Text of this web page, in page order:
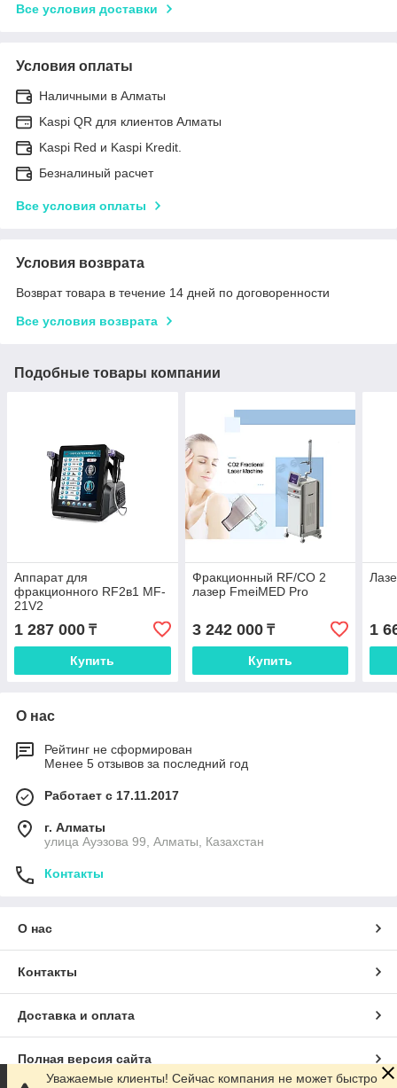
Все условия доставки
Условия оплаты
Наличными в Алматы
Kaspi QR для клиентов Алматы
Kaspi Red и Kaspi Kredit.
Безналиный расчет
Все условия оплаты
Условия возврата
Возврат товара в течение 14 дней по договоренности
Все условия возврата
Подобные товары компании
Аппарат для
фракционного RF2в1 MF-
21V2
1 287 000 ₸
Купить
Фракционный RF/СО 2
лазер FmeiMED Pro
3 242 000₸
Купить
1
О нас
Рейтинг не сформирован
Менее 5 отзывов за последний год
Работает с 17.11.2017
г. Алматы
улица Ауэзова 99, Алматы, Казахстан
Контакты
О нас
Контакты
Доставка и оплата
Полная версия сайта
Уважаемые клиенты! Сейчас компания не может быстро